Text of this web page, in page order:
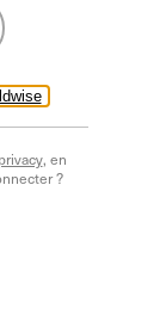
privacy, en
?